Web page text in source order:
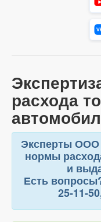
расхода
Эксперты ООО
нормы
и
Есть
25-11-